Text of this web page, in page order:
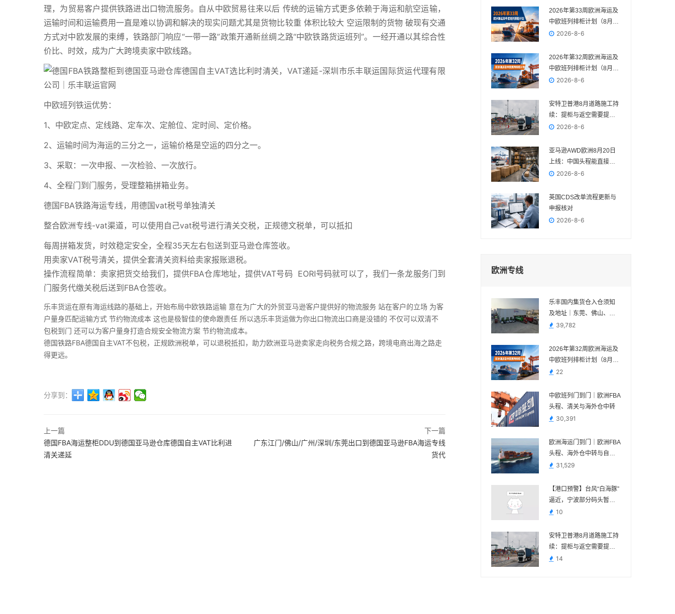
理，为贸易客户提供铁路进出口物流服务。自从中欧贸易往来以后 传统的运输方式更多依赖于海运和航空运输，
运输时间和运输费用一直是难以协调和解决的现实问题尤其是货物比较重 体积比较大 空运限制的货物 破现有交通
方式对中欧发展的束缚，铁路部门响应“一带一路”政策开通新丝绸之路“中欧铁路货运班列”。一经开通以其综合性
价比、时效，成为广大跨境卖家中欧线路。
中欧班列铁运优势：
1、中欧定点、定线路、定车次、定舱位、定时间、定价格。
2、运输时间为海运的三分之一，运输价格是空运的四分之一。
3、采取：一次申报、一次检验、一次放行。
4、全程门到门服务，受理整箱拼箱业务。
德国FBA铁路海运专线，用德国vat税号单独清关
整合欧洲专线-vat渠道，可以使用自己vat税号进行清关交税，正规德文税单，可以抵扣
每周拼箱发货，时效稳定安全，全程35天左右包送到亚马逊仓库签收。
用卖家VAT税号清关，提供全套清关资料给卖家报账退税。
操作流程简单：卖家把货交给我们，提供FBA仓库地址，提供VAT号码 EORI号码就可以了，我们一条龙服务门到
门服务代缴关税后送到FBA仓签收。
乐丰货运在原有海运线路的基础上，开始布局中欧铁路运输 意在为广大的外贸亚马逊客户提供好的物流服务 站在客户的立场 为客
户量身匹配运输方式 节约物流成本 这也是极智佳的使命跟责任 所以选乐丰货运做为你出口物流出口商是没错的 不仅可以双清不
包税到门 还可以为客户量身打造合规安全物流方案 节约物流成本。
德国铁路FBA德国自主VAT不包税，正规欧洲税单，可以退税抵扣，助力欧洲亚马逊卖家走向税务合规之路，跨境电商出海之路走
得更远。
分享到：
上一篇
德国FBA海运整柜DDU到德国亚马逊仓库德国自主VAT比利进
清关递延
下一篇
广东江门/佛山/广州/深圳/东莞出口到德国亚马逊FBA海运专线
货代
2026年第33周欧洲海运及
中欧班列排柜计划（8月10
日—8月16日）
2026-8-6
2026年第32周欧洲海运及
中欧班列排柜计划（8月3
日—8月9日）
2026-8-6
安特卫普港8月道路施工持
续：提柜与返空需要提前
核对路线
2026-8-6
亚马逊AWD欧洲8月20日
上线：中国头程能直接送
吗？2026-8-6
英国CDS改单流程更新与
申报核对
2026-8-6
欧洲专线
乐丰国内集货仓入仓须知
及地址｜东莞、佛山、义
乌、苏州、宁波
39,782
2026年第32周欧洲海运及
中欧班列排柜计划（8月3
日—8月9日）
22
中欧班列门到门｜欧洲FBA
头程、清关与海外仓中转
30,391
欧洲海运门到门｜欧洲FBA
头程、海外仓中转与自税
清关31,529
【港口预警】台风“白海豚”
逼近，宁波部分码头暂停
作业，近期出货请提前规
10
安特卫普港8月道路施工持
续：提柜与返空需要提前
核对路线
14